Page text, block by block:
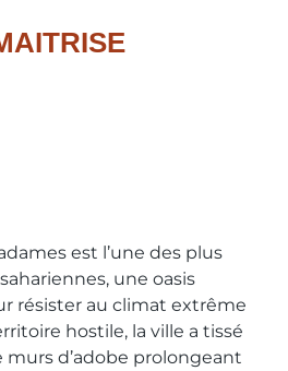
est l’une des plus
une oasis
résister au climat extrême
hostile, la ville a tissé
murs d’adobe prolongeant